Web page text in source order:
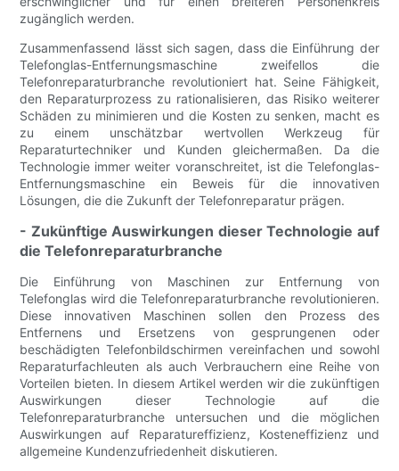
zugänglich werden.
Zusammenfassend lässt sich sagen, dass die Einführung der
Telefonglas-Entfernungsmaschine zweifellos die
Telefonreparaturbranche revolutioniert hat. Seine Fähigkeit,
den Reparaturprozess zu rationalisieren, das Risiko weiterer
Schäden zu minimieren und die Kosten zu senken, macht es
zu einem unschätzbar wertvollen Werkzeug für
Reparaturtechniker und Kunden gleichermaßen. Da die
Technologie immer weiter voranschreitet, ist die Telefonglas-
Entfernungsmaschine ein Beweis für die innovativen
Lösungen, die die Zukunft der Telefonreparatur prägen.
- Zukünftige Auswirkungen dieser Technologie auf
die Telefonreparaturbranche
Die Einführung von Maschinen zur Entfernung von
Telefonglas wird die Telefonreparaturbranche revolutionieren.
Diese innovativen Maschinen sollen den Prozess des
Entfernens und Ersetzens von gesprungenen oder
beschädigten Telefonbildschirmen vereinfachen und sowohl
Reparaturfachleuten als auch Verbrauchern eine Reihe von
Vorteilen bieten. In diesem Artikel werden wir die zukünftigen
Auswirkungen dieser Technologie auf die
Telefonreparaturbranche untersuchen und die möglichen
Auswirkungen auf Reparatureffizienz, Kosteneffizienz und
allgemeine Kundenzufriedenheit diskutieren.